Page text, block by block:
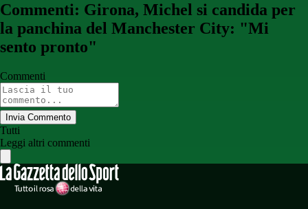
Commenti: Girona, Michel si candida per
la panchina del Manchester City: "Mi
sento pronto"
Commenti
Invia Commento
Tutti
Leggi altri commenti